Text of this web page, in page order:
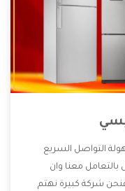
التواصل السريع
معنا وان
شركة كبيرة نهتم